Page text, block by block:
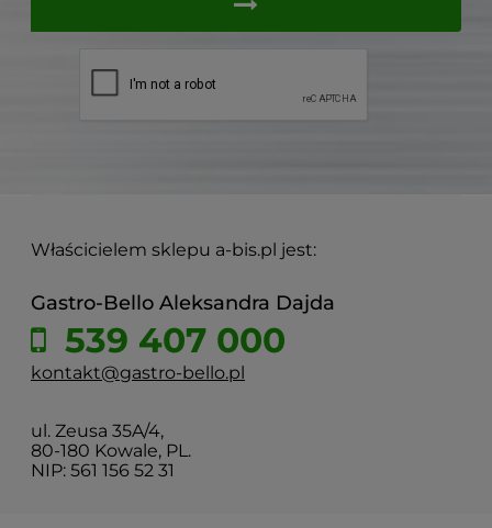
Właścicielem sklepu a-bis.pl jest:
Gastro-Bello Aleksandra Dajda
539 407 000
kontakt@gastro-bello.pl
ul. Zeusa 35A/4,
80-180 Kowale, PL.
NIP: 561 156 52 31